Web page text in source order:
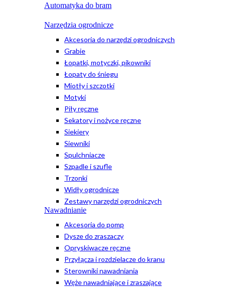
Automatyka do bram
Narzędzia ogrodnicze
Akcesoria do narzędzi ogrodniczych
Grabie
Łopatki, motyczki, pikowniki
Łopaty do śniegu
Miotły i szczotki
Motyki
Piły ręczne
Sekatory i nożyce ręczne
Siekiery
Siewniki
Spulchniacze
Szpadle i szufle
Trzonki
Widły ogrodnicze
Zestawy narzędzi ogrodniczych
Nawadnianie
Akcesoria do pomp
Dysze do zraszaczy
Opryskiwacze ręczne
Przyłącza i rozdzielacze do kranu
Sterowniki nawadniania
Węże nawadniające i zraszające